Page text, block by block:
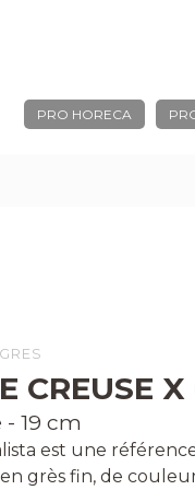
PRO HORECA
CREUSE X
19 cm
est une
grès fin, de